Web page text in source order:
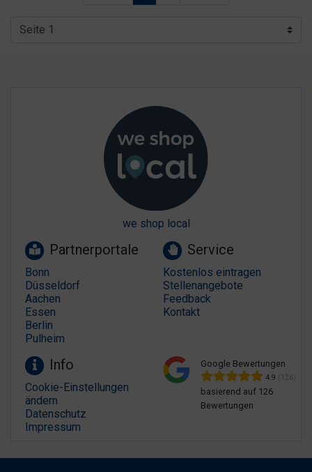
we shop local
Partnerportale
Bonn
Düsseldorf
Aachen
Essen
Berlin
Pulheim
Service
Kostenlos eintragen
Stellenangebote
Feedback
Kontakt
Info
Cookie-Einstellungen
ändern
Datenschutz
Impressum
Google Bewertungen
4.9 (126)
basierend auf 126
Bewertungen